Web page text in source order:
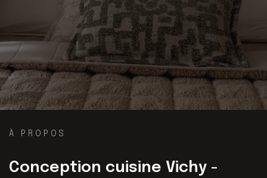
À PROPOS
Conception cuisine Vichy -